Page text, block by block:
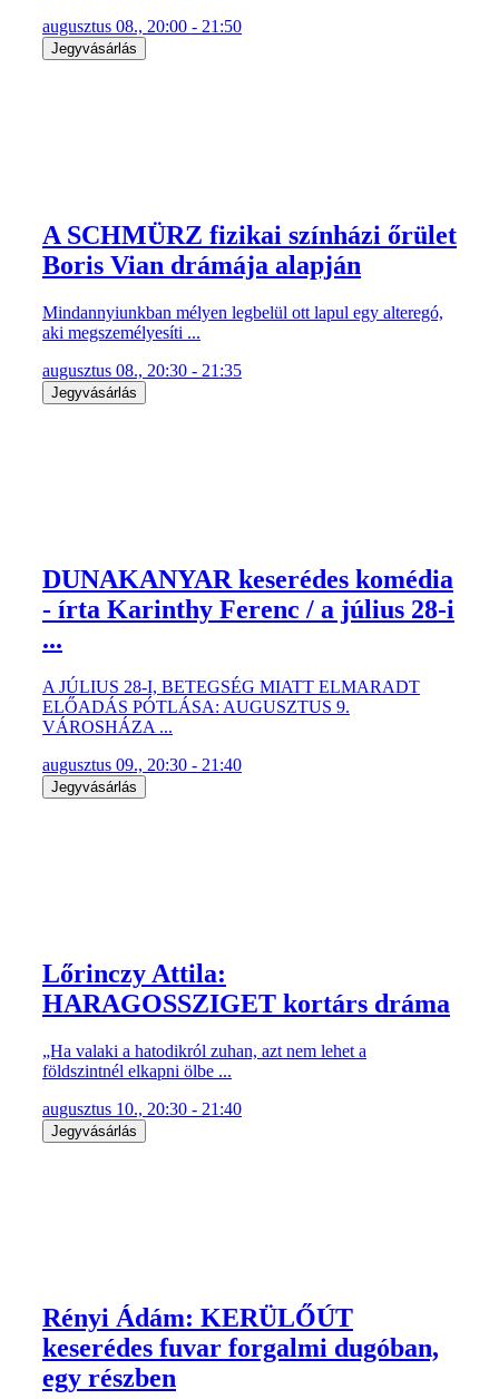
augusztus 08., 20:00 - 21:50
Jegyvásárlás
A SCHMÜRZ fizikai színházi őrület
Boris Vian drámája alapján
Mindannyiunkban mélyen legbelül ott lapul egy alteregó,
aki megszemélyesíti ...
augusztus 08., 20:30 - 21:35
Jegyvásárlás
DUNAKANYAR keserédes komédia
- írta Karinthy Ferenc / a július 28-i
...
A JÚLIUS 28-I, BETEGSÉG MIATT ELMARADT
ELŐADÁS PÓTLÁSA: AUGUSZTUS 9.
VÁROSHÁZA ...
augusztus 09., 20:30 - 21:40
Jegyvásárlás
Lőrinczy Attila:
HARAGOSSZIGET kortárs dráma
„Ha valaki a hatodikról zuhan, azt nem lehet a
földszintnél elkapni ölbe ...
augusztus 10., 20:30 - 21:40
Jegyvásárlás
Rényi Ádám: KERÜLŐÚT
keserédes fuvar forgalmi dugóban,
egy részben